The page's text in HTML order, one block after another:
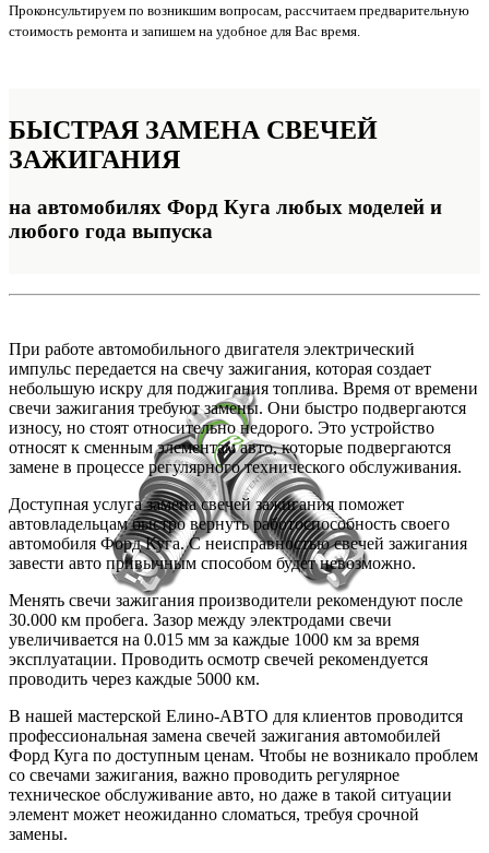
Проконсультируем по возникшим вопросам, рассчитаем предварительную
стоимость ремонта и запишем на удобное для Вас время.
БЫСТРАЯ ЗАМЕНА СВЕЧЕЙ
ЗАЖИГАНИЯ
на автомобилях Форд Куга любых моделей и
любого года выпуска
При работе автомобильного двигателя электрический
импульс передается на свечу зажигания, которая создает
небольшую искру для поджигания топлива. Время от времени
свечи зажигания требуют замены. Они быстро подвергаются
износу, но стоят относительно недорого. Это устройство
относят к сменным элементам авто, которые подвергаются
замене в процессе регулярного технического обслуживания.
Доступная услуга замена свечей зажигания поможет
автовладельцам быстро вернуть работоспособность своего
автомобиля Форд Куга. С неисправностью свечей зажигания
завести авто привычным способом будет невозможно.
Менять свечи зажигания производители рекомендуют после
30.000 км пробега. Зазор между электродами свечи
увеличивается на 0.015 мм за каждые 1000 км за время
эксплуатации. Проводить осмотр свечей рекомендуется
проводить через каждые 5000 км.
В нашей мастерской Елино-АВТО для клиентов проводится
профессиональная замена свечей зажигания автомобилей
Форд Куга по доступным ценам. Чтобы не возникало проблем
со свечами зажигания, важно проводить регулярное
техническое обслуживание авто, но даже в такой ситуации
элемент может неожиданно сломаться, требуя срочной
замены.